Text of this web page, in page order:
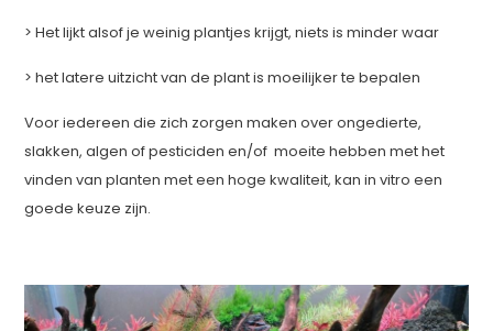
> Het lijkt alsof je weinig plantjes krijgt, niets is minder waar
> het latere uitzicht van de plant is moeilijker te bepalen
Voor iedereen die zich zorgen maken over ongedierte,
slakken, algen of pesticiden en/of moeite hebben met het
vinden van planten met een hoge kwaliteit, kan in vitro een
goede keuze zijn.